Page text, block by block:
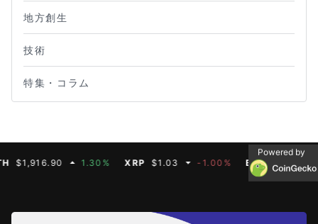
地方創生
技術
特集・コラム
1.30% XRP $1.03 -1.00% BNB $590.75
Powered by